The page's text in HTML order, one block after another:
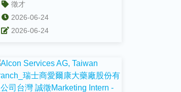
徵才
2026-06-24
2026-06-24